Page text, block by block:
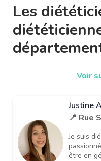
Les
Voir
Justine
📍 Rue
Je suis
être en